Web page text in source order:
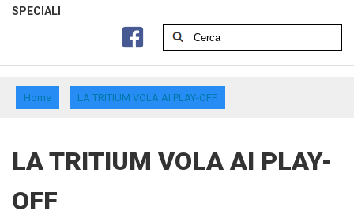
SPECIALI
Home LA TRITIUM VOLA AI PLAY-OFF
LA TRITIUM VOLA AI PLAY-
OFF